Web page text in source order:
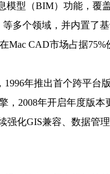
型（BIM）功能，覆
等多个领域，并内置了
CAD市场占据75%
年推出首个跨平台
，2008年开启年度版
强化GIS兼容、数据管